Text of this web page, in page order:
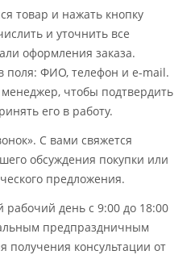
товар и нажать кнопку
и уточнить все
оформления заказа.
поля: ФИО, телефон и e-mail.
чтобы подтвердить
его в работу.
С вами свяжется
обсуждения покупки или
предложения.
день с 9:00 до 18:00
предпраздничным
получения консультации от